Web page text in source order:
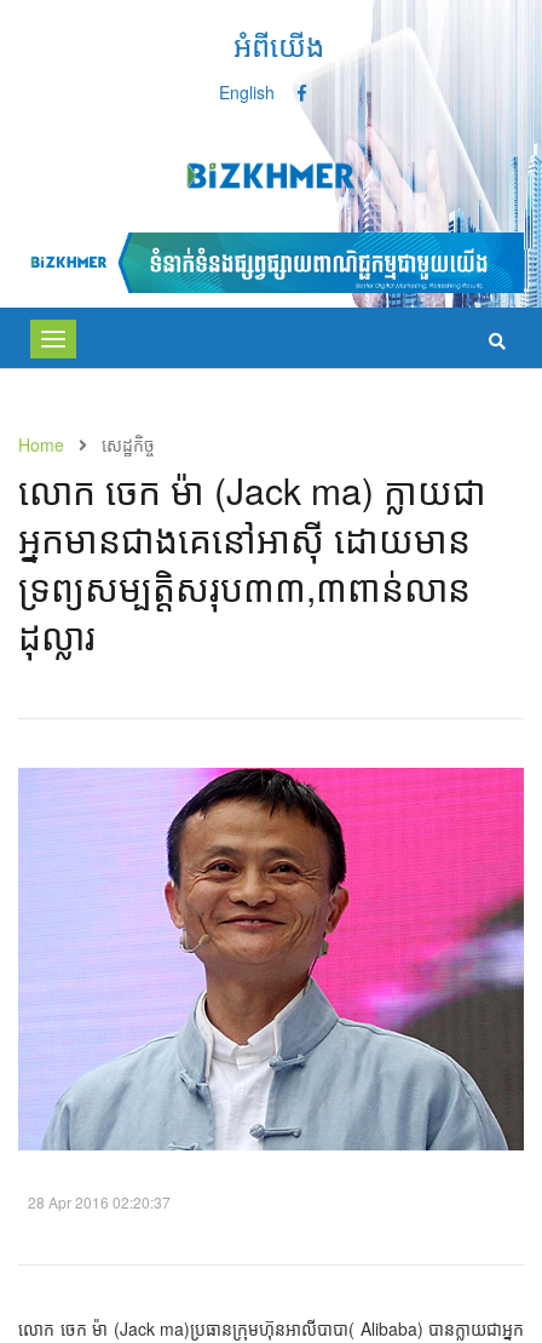
អំពីយើង
English
Toggle
navigation
Home សេដ្ឋកិច្ច
​​លោក ចេក ម៉ា​ ​​(Jack ma)​ ​ក្លាយ​ជា​
អ្នក​មាន​ជាង​គេ​​នៅ​អាស៊ី​ ​ដោយ​មាន​
ទ្រព្យសម្បត្តិ​សរុប​៣៣,៣​ពាន់​​លាន​
ដុល្លារ​
28 Apr 2016 02:20:37
លោក ចេក ម៉ា (Jack ma)ប្រធានក្រុមហ៊ុនអាលីបាបា( Alibaba) បានក្លាយជាអ្នក